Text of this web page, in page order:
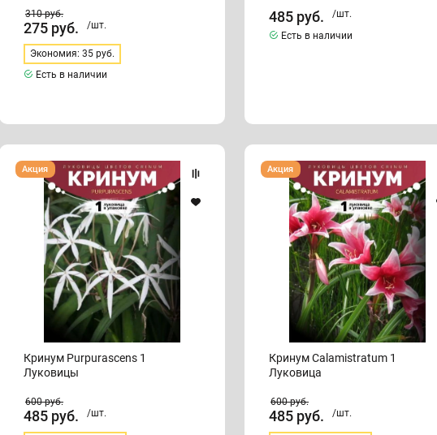
310руб.
275 руб. /шт.
Экономия: 35 руб.
Есть в наличии
485 руб.
/шт.
Есть в наличии
Кринум
Purpurascens
Луковицы
Кринум Purpurascens 1
Луковицы
Акция
600руб.
485 руб. /шт.
Кринум
Calamistratum
Луковица
Кринум Calamistratum 1
Луковица
Акция
600руб.
485 руб. /шт.